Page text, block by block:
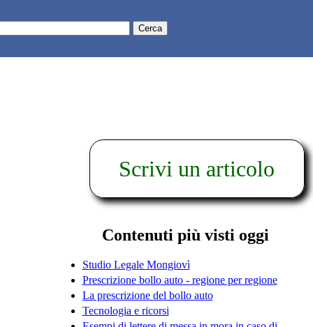
Scrivi un articolo
Contenuti più visti oggi
Studio Legale Mongiovì
Prescrizione bollo auto - regione per regione
La prescrizione del bollo auto
Tecnologia e ricorsi